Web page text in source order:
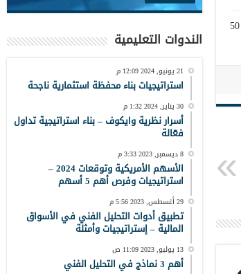
أشارت نتائج اجتماع الفيدرالي الصادرة الأربعاء إلى أن الفيدرالي مستعد للاستمرار رفع الفائدة عدة مرات بـ 50
الندوات التعليمية
21 يونيو, 2024 12:09 م
استراتيجيات بناء محفظة استثمارية ناجحة
30 يناير, 2024 1:32 م
أسرار نظرية وايكوف – بناء استراتيجية تداول
فعّالة
8 ديسمبر, 2023 3:33 م
الأسهم الأمريكية وتوقعات 2024 –
استراتيجيات وفرص أهم 5 أسهم
29 أغسطس, 2023 5:56 م
تطبيق أدوات التحليل الفني في الأسواق
المالية – إستراتيجيات وأمثلة
13 يوليو, 2023 11:09 ص
أهم 3 نماذج في التحليل الفني